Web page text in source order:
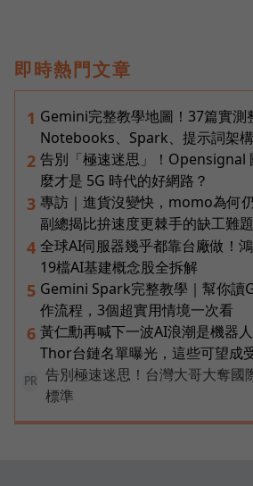
即時熱門文章
1 Gemini完整教學地圖！37篇實測
Notebooks、Spark、提示詞架
2 告別「極速迷思」！Opensignal
麼才是 5G 時代的好網路？
3 專訪｜進貨沒變快，momo為何
副總揭比拚速度更棘手的缺工難題
4 全球AI伺服器幾乎都靠台廠做！
19檔AI基建概念股全拆解
5 Gemini Spark完整教學｜幫你讀
作流程，3個超實用情境一次看
6 黃仁勳再喊下一波AI浪潮是機器
Thor台鏈名單曝光，這些可望成
PR
告別極速迷思！台灣大哥大奪國
標準